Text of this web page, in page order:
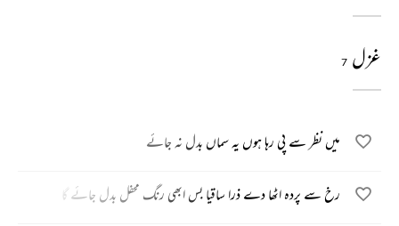
غزل 7
میں نظر سے پی رہا ہوں یہ سماں بدل نہ جائے
رخ سے پردہ اٹھا دے ذرا ساقیا بس ابھی رنگ محفل بدل جائے گا